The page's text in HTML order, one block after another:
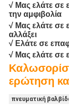
√ Μας ελάτε σε
την αμφιβολία
√ Μας ελάτε σε
αλλάξει
√ Ελάτε σε
√ Μας ελάτε σε
ερώτηση
πνευματική